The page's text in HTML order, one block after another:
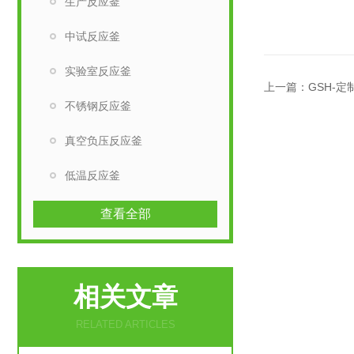
中试反应釜
实验室反应釜
不锈钢反应釜
真空负压反应釜
低温反应釜
查看全部
相关文章
RELATED ARTICLES
上一篇： GSH-定